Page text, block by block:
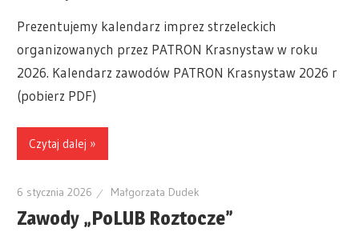
Prezentujemy kalendarz imprez strzeleckich
organizowanych przez PATRON Krasnystaw w roku
2026. Kalendarz zawodów PATRON Krasnystaw 2026 r
(pobierz PDF)
Czytaj dalej »
6 stycznia 2026 Małgorzata Dudek
Zawody „PoLUB Roztocze”